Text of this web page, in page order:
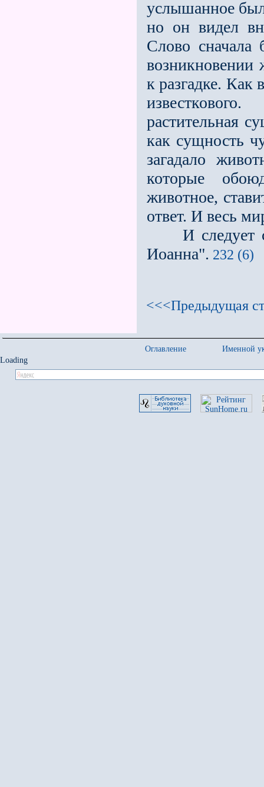
услышанное
но он видел
Слово сначала
возникновении
к разгадке. Как
растительная
как сущность
загадало
которые
животное,
ответ. И весь
И следует
Иоанна". 232 (6)
<<<Предыдущая
Оглавление
Именной
Loading